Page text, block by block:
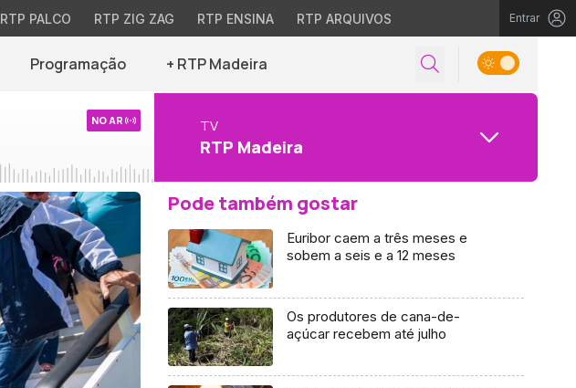
RTP PALCO RTP ZIG ZAG RTP ENSINA RTP ARQUIVOS Entrar
Programação + RTP Madeira
NO AR TV
RTP Madeira
Pode também gostar
Euribor caem a três meses e
sobem a seis e a 12 meses
Os produtores de cana-de-
açúcar recebem até julho